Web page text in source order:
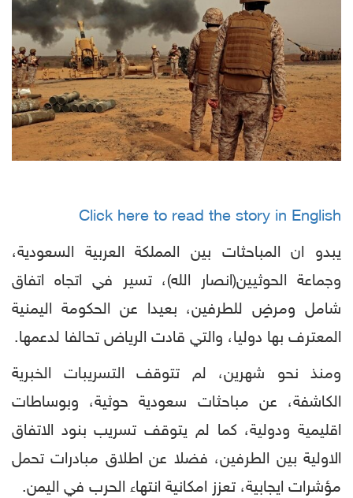
Click here to read the story in English
يبدو ان المباحثات بين المملكة العربية السعودية،
وجماعة الحوثيين(انصار الله)، تسير في اتجاه اتفاق
شامل ومرضٍ للطرفين، بعيدا عن الحكومة اليمنية
المعترف بها دوليا، والتي قادت الرياض تحالفا لدعمها.
ومنذ نحو شهرين، لم تتوقف التسريبات الخبرية
الكاشفة، عن مباحثات سعودية حوثية، وبوساطات
اقليمية ودولية، كما لم يتوقف تسريب بنود الاتفاق
الاولية بين الطرفين، فضلا عن اطلاق مبادرات تحمل
مؤشرات ايجابية، تعزز امكانية انتهاء الحرب في اليمن.